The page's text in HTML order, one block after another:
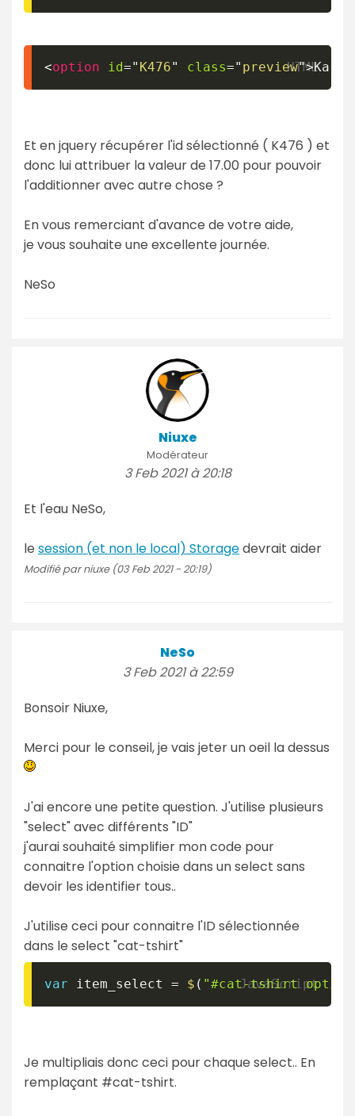
<option id=" K476" class=" preview">
Et en jquery récupérer l'id sélectionné ( K476 ) et
donc lui attribuer la valeur de 17.00 pour pouvoir
l'additionner avec autre chose ?
En vous remerciant d'avance de votre aide,
je vous souhaite une excellente journée.
NeSo
Niuxe
Modérateur
3 Feb 2021 à 20:18
Et l'eau NeSo,
le session (et non le local) Storagedevrait aider
Modifié par niuxe (03 Feb 2021 - 20:19)
NeSo
3 Feb 2021 à 22:59
Bonsoir Niuxe,
Merci pour le conseil, je vais jeter un oeil la dessus
J'ai encore une petite question. J'utilise plusieurs
"select" avec différents "ID"
j'aurai souhaité simplifier mon code pour
connaitre l'option choisie dans un select sans
devoir les identifier tous..
J'utilise ceci pour connaitre l'ID sélectionnée
dans le select "cat-tshirt"
var item_select = $ ( "#cat-tshirt
Je multipliais donc ceci pour chaque select.. En
remplaçant #cat-tshirt.